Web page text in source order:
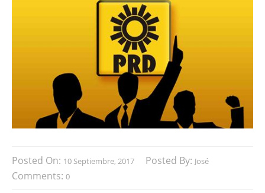
Posted On: 10 Septiembre, 2017 Posted By: José
Comments: 0